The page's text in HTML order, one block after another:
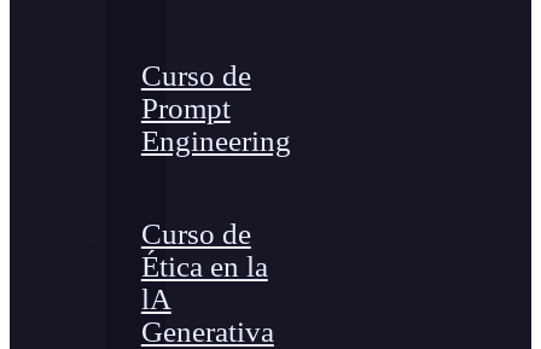
Curso de
Prompt
Engineering
Curso de
Ética en la
lA
Generativa